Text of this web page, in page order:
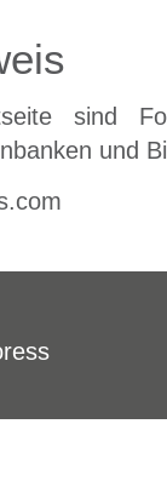
sind
und